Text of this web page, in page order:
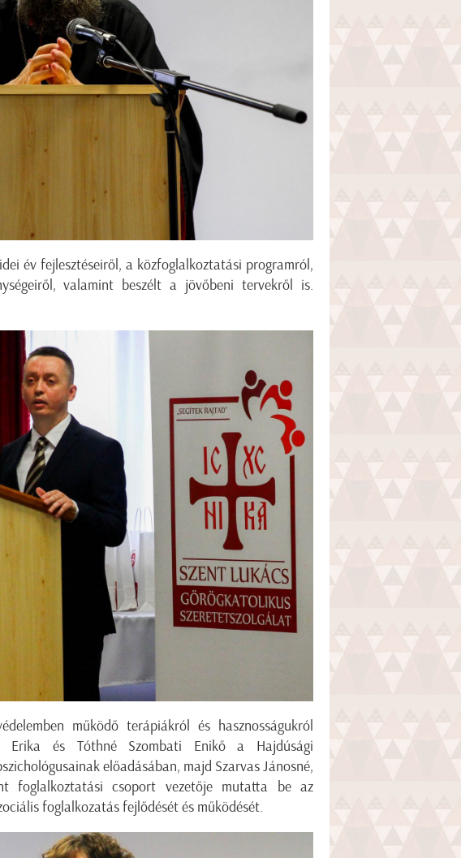
év fejlesztéseiről, a közfoglalkoztatási programról,
valamint beszélt a jövőbeni tervekről is.
működő terápiákról és hasznosságukról
Erika és Tóthné Szombati Enikő a Hajdúsági
előadásában, majd Szarvas Jánosné,
foglalkoztatási csoport vezetője mutatta be az
foglalkozatás fejlődését és működését.